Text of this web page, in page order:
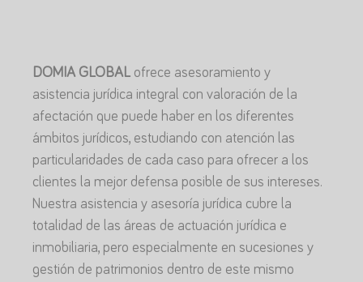
DOMIA GLOBAL ofrece asesoramiento y
asistencia jurídica integral con valoración de la
afectación que puede haber en los diferentes
ámbitos jurídicos, estudiando con atención las
particularidades de cada caso para ofrecer a los
clientes la mejor defensa posible de sus intereses.
Nuestra asistencia y asesoría jurídica cubre la
totalidad de las áreas de actuación jurídica e
inmobiliaria, pero especialmente en sucesiones y
gestión de patrimonios dentro de este mismo